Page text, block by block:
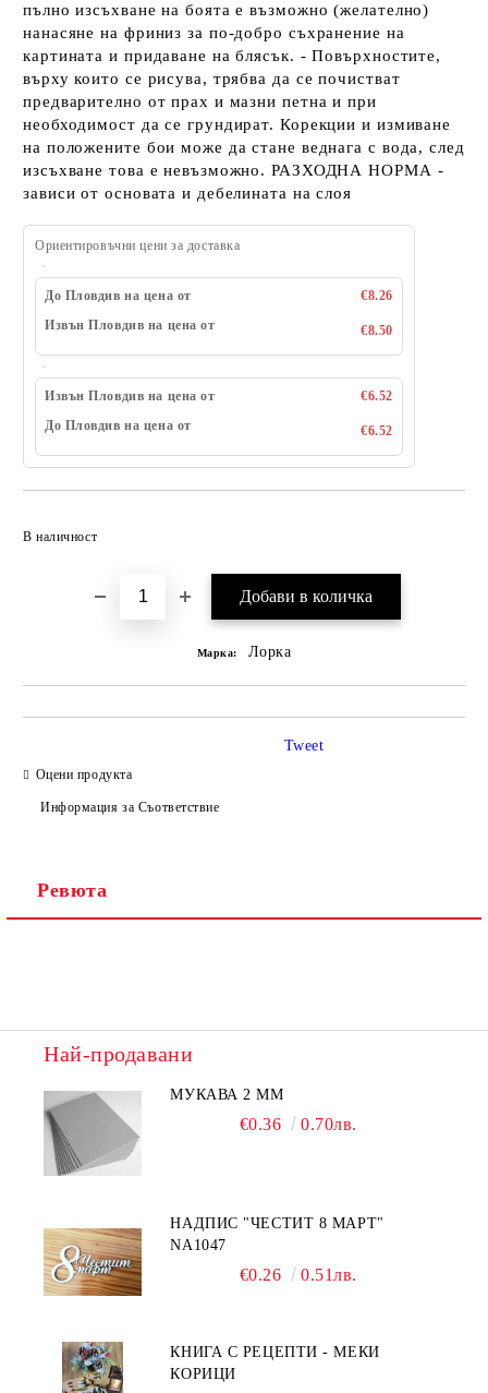
пълно изсъхване на боята е възможно (желателно)
нанасяне на фриниз за по-добро съхранение на
картината и придаване на блясък. - Повърхностите,
върху които се рисува, трябва да се почистват
предварително от прах и мазни петна и при
необходимост да се грундират. Корекции и измиване
на положените бои може да стане веднага с вода, след
изсъхване това е невъзможно. РАЗХОДНА НОРМА -
зависи от основата и дебелината на слоя
Ориентировъчни цени за доставка
До Пловдив на цена от
€8.26
Извън Пловдив на цена от
€8.50
Извън Пловдив на цена от
€6.52
До Пловдив на цена от
€6.52
В наличност
Марка: Лорка
Оцени продукта
Информация за Съответствие
Tweet
Ревюта
Най-продавани
МУКАВА 2 ММ
€0.36 0.70лв.
НАДПИС "ЧЕСТИТ 8 МАРТ"
NA1047
€0.26 0.51лв.
КНИГА С РЕЦЕПТИ - МЕКИ
КОРИЦИ